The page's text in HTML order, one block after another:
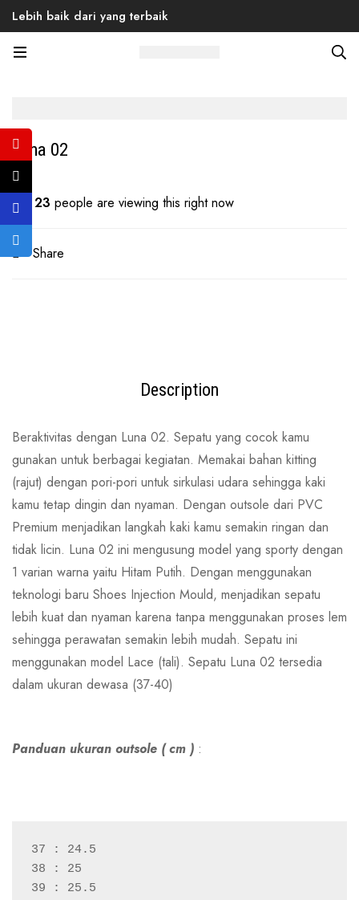
Lebih baik dari yang terbaik
Luna 02
23 people are viewing this right now
Share
Description
Beraktivitas dengan Luna 02. Sepatu yang cocok kamu
gunakan untuk berbagai kegiatan. Memakai bahan kitting
(rajut) dengan pori-pori untuk sirkulasi udara sehingga kaki
kamu tetap dingin dan nyaman. Dengan outsole dari PVC
Premium menjadikan langkah kaki kamu semakin ringan dan
tidak licin. Luna 02 ini mengusung model yang sporty dengan
1 varian warna yaitu Hitam Putih. Dengan menggunakan
teknologi baru Shoes Injection Mould, menjadikan sepatu
lebih kuat dan nyaman karena tanpa menggunakan proses lem
sehingga perawatan semakin lebih mudah. Sepatu ini
menggunakan model Lace (tali). Sepatu Luna 02 tersedia
dalam ukuran dewasa (37-40)
Panduan ukuran outsole ( cm ) :
37 : 24.5
38 : 25
39 : 25.5